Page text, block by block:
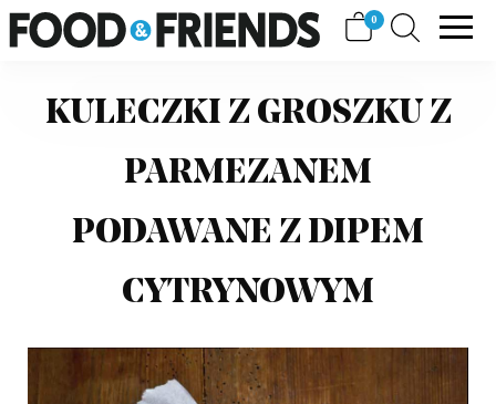
Skip
FOOD&FRIENDS
View
shopping
0
KULECZKI Z GROSZKU Z
PARMEZANEM
PODAWANE Z DIPEM
CYTRYNOWYM